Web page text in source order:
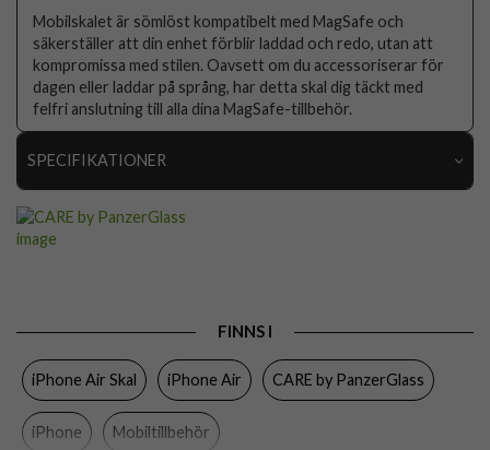
Mobilskalet är sömlöst kompatibelt med MagSafe och
säkerställer att din enhet förblir laddad och redo, utan att
kompromissa med stilen. Oavsett om du accessoriserar för
dagen eller laddar på språng, har detta skal dig täckt med
felfri anslutning till alla dina MagSafe-tillbehör.
SPECIFIKATIONER
Artikelnummer
Passar till
Färg Beige
Material Hårdplast (PC), Mjukplast (TPU)
Varumärke
FINNS I
iPhone Air Skal iPhone Air CARE by PanzerGlass
iPhone Mobiltillbehör